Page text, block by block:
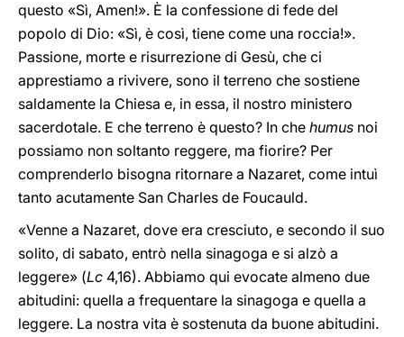
questo «Sì, Amen!». È la confessione di fede del
popolo di Dio: «Sì, è così, tiene come una roccia!».
Passione, morte e risurrezione di Gesù, che ci
apprestiamo a rivivere, sono il terreno che sostiene
saldamente la Chiesa e, in essa, il nostro ministero
sacerdotale. E che terreno è questo? In che humus noi
possiamo non soltanto reggere, ma fiorire? Per
comprenderlo bisogna ritornare a Nazaret, come intuì
tanto acutamente San Charles de Foucauld.
«Venne a Nazaret, dove era cresciuto, e secondo il suo
solito, di sabato, entrò nella sinagoga e si alzò a
leggere» (Lc 4,16). Abbiamo qui evocate almeno due
abitudini: quella a frequentare la sinagoga e quella a
leggere. La nostra vita è sostenuta da buone abitudini.